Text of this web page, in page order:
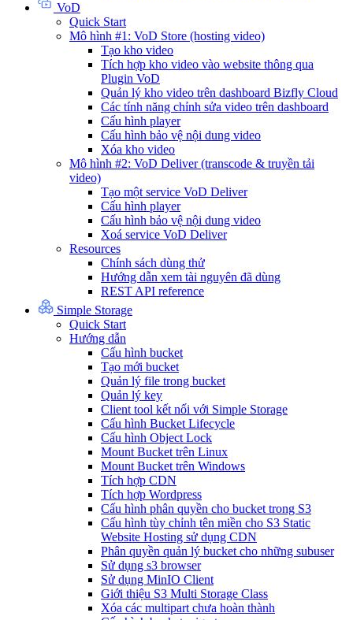
VoD
Quick Start
Mô hình #1: VoD Store (hosting video)
Tạo kho video
Tích hợp kho video vào website thông qua
Plugin VoD
Quản lý kho video trên dashboard Bizfly Cloud
Các tính năng chỉnh sửa video trên dashboard
Cấu hình player
Cấu hình bảo vệ nội dung video
Xóa kho video
Mô hình #2: VoD Deliver (transcode & truyền tải
video)
Tạo một service VoD Deliver
Cấu hình player
Cấu hình bảo vệ nội dung video
Xoá service VoD Deliver
Resources
Chính sách dùng thử
Hướng dẫn xem tài nguyên đã dùng
REST API reference
Simple Storage
Quick Start
Hướng dẫn
Cấu hình bucket
Tạo mới bucket
Quản lý file trong bucket
Quản lý key
Client tool kết nối với Simple Storage
Cấu hình Bucket Lifecycle
Cấu hình Object Lock
Mount Bucket trên Linux
Mount Bucket trên Windows
Tích hợp CDN
Tích hợp Wordpress
Cấu hình phân quyền cho bucket trong S3
Cấu hình tùy chỉnh tên miền cho S3 Static
Website Hosting sử dụng CDN
Phân quyền quản lý bucket cho những subuser
Sử dụng s3 browser
Sử dụng MinIO Client
Giới thiệu S3 Multi Storage Class
Xóa các multipart chưa hoàn thành